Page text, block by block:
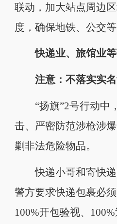
联动，加大站点周边
度，确保地铁、公交
快递业、旅馆业等
注意：不落实实名
“扬旗”2号行动中
击、严密防范涉枪涉
剿非法危险物品。
快递小哥和寄快递
警方要求快递包裹必须
100%开包验视、